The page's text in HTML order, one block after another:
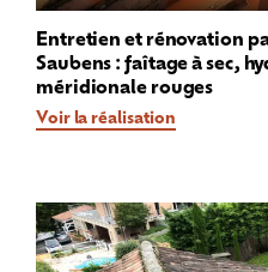
Entretien et rénovation
Saubens : faîtage à sec,
méridionale rouges
Voir la réalisation